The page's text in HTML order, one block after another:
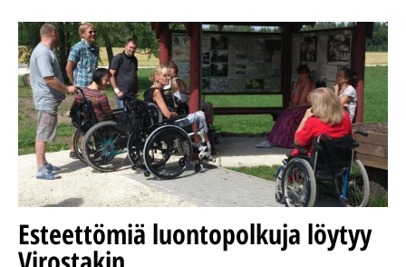
Esteettömiä luontopolkuja löytyy